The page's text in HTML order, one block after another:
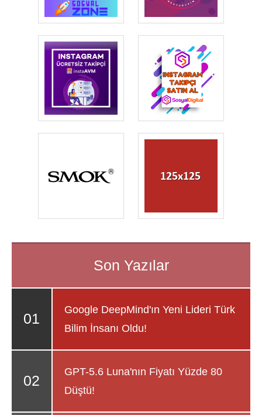
Google DeepMind'ın Yeni Lideri Türk
Bilim İnsanı Oldu!
GPT-5.6 Luna'nın Fiyatı Yüzde 80
Düştü!